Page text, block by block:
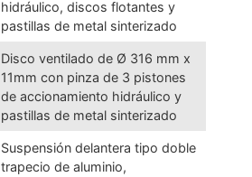
hidráulico, discos flotantes y
pastillas de metal sinterizado
Disco ventilado de Ø 316 mm x
11mm con pinza de 3 pistones
de accionamiento hidráulico y
pastillas de metal sinterizado
Suspensión delantera tipo doble
trapecio de aluminio,